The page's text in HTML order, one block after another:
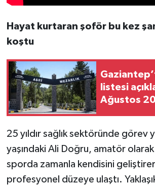
Hayat kurtaran şoför bu kez
koştu
listesi
Ağustos
25 yıldır sağlık sektöründe görev
yaşındaki Ali Doğru, amatör olarak
sporda zamanla kendisini
profesyonel düzeye ulaştı.